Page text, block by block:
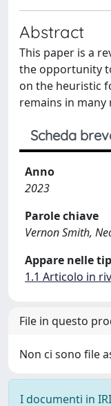
Abstract
This paper is a
the opportunity
on the heuristic
remains in many
Scheda
Anno
2023
Parole chiave
Vernon Smith,
Appare nelle
1.1 Articolo in
File in questo
Non ci sono file
I documenti in